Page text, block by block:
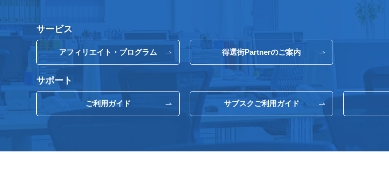
サービス
アフィリエイト・プログラム 得選街Partnerのご案内
サポート
ご利用ガイド サブスクご利用ガイド